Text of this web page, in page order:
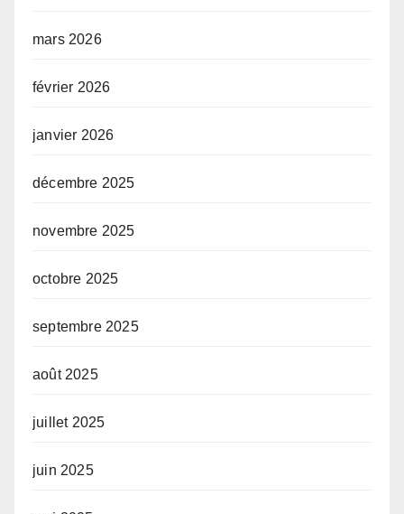
mars 2026
février 2026
janvier 2026
décembre 2025
novembre 2025
octobre 2025
septembre 2025
août 2025
juillet 2025
juin 2025